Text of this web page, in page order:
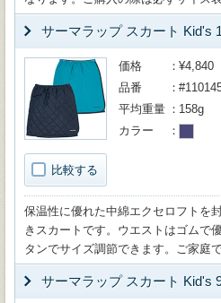
サーマラップ スカート Kid's
比較する
価格
¥4,840
品番
平均重量
158g
カラー
保温性に優れた中綿エクセロフトを
きスカートです。ウエストはゴムで
タンでサイズ調節できます。ご家庭
サーマラップ スカート Kid's